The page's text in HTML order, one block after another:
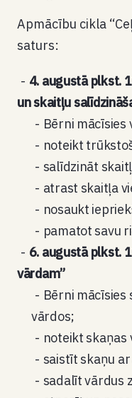
Apmācību cikla
saturs:
4. augustā plkst.
un skaitļu
Bērni mācīsies
noteikt
salīdzināt
atrast skaitļa
nosaukt
pamatot savu
6. augustā plkst.
vārdam”
Bērni mācīsies
vārdos;
noteikt skaņas
saistīt skaņu
sadalīt vārdus